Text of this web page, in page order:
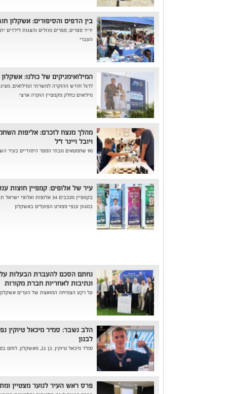
בין הדפים והסיפורים: אשקלון
יריד ספרים, ספרים מוזלים והצגות
העברי
המילואימניקים של כולנו:
לרגל חודש ההוקרה למשרתי המילואים,
מילואים כחלק מקמפיין הוקרה ארצי
מהלך מנצח לזכרם: אליפות
ויובל ויינר ז"ל
90 שחמטאים מבתי הספר היסודיים בעיר השתתפו באליפות ובמקום הראשון זכה בית ...
עיר של אלופים: קמפיין חוצות
בקמפיין מככבים 34 אלופות
במגוון ענפי ספורט הפועלים באשקלון
נחתם הסכם להעברת הבעלות על
ונתיבות לאחריות חברת מקורות
על רקע הצמיחה המואצת של הערים
הלב נשבר: סמ״ר מיכאל טיוקין
לבנון
סמ״ר מיכאל טיוקין, בן 21, מאשקלון, לוחם בסיירת גבעתי (846), נפל ביום שבת 30.05,...
פרס ראש העיר לנוער מצטיין